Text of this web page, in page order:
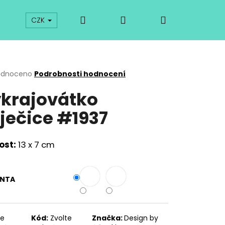
Kurzy Odkazy O vykrajovátkách
CZK Přihlášení
Podrobnosti hodnocení
#1937
13 x 7 cm
Kód: Zvolte
Značka:Design by